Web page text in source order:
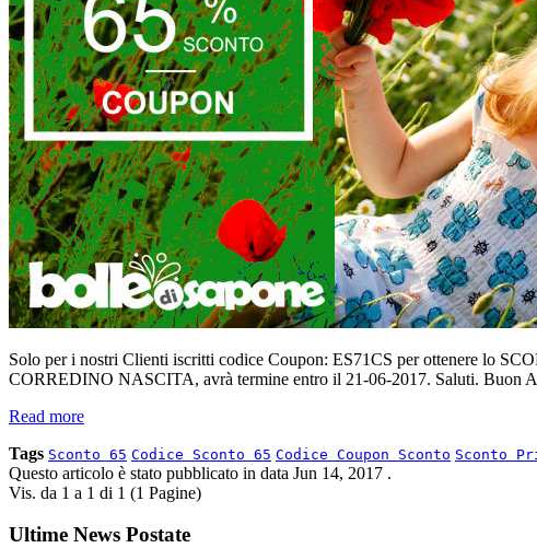
Solo per i nostri Clienti iscritti codice Coupon: ES71CS per ottenere lo
CORREDINO NASCITA, avrà termine entro il 21-06-2017. Saluti. Buon
Read more
Tags Sconto 65 Codice Sconto 65 Codice Coupon Sconto Sconto
Questo articolo è stato pubblicato in data Jun 14, 2017 .
Vis. da 1 a 1 di 1 (1 Pagine)
Ultime News Postate